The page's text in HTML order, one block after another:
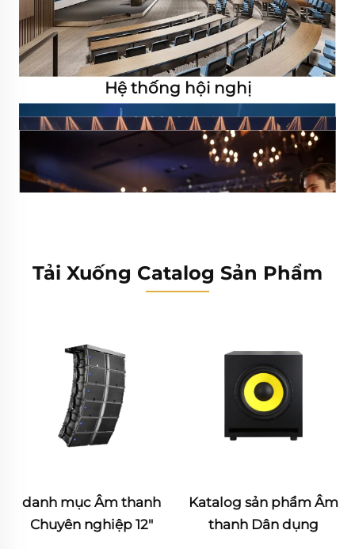
Hệ thống hội nghị
KTV-Bar KTV
Tải Xuống Catalog Sản Phẩm
danh mục Âm thanh
Chuyên nghiệp 12"
Katalog sản phẩm Âm
thanh Dân dụng